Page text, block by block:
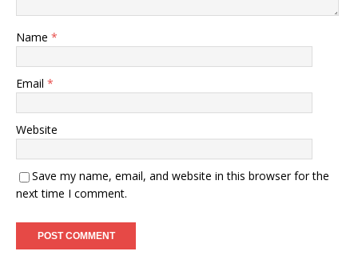
Name *
Email *
Website
Save my name, email, and website in this browser for the
next time I comment.